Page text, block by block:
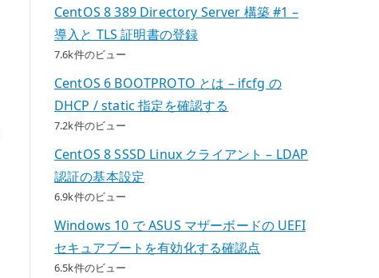
CentOS 8 389 Directory Server 構築 #1 –
導入と TLS 証明書の登録
7.6k件のビュー
CentOS 6 BOOTPROTO とは – ifcfg の
DHCP / static 指定を確認する
7.2k件のビュー
CentOS 8 SSSD Linux クライアント – LDAP
認証の基本設定
6.9k件のビュー
Windows 10 で ASUS マザーボードの UEFI
セキュアブートを有効化する確認点
6.5k件のビュー